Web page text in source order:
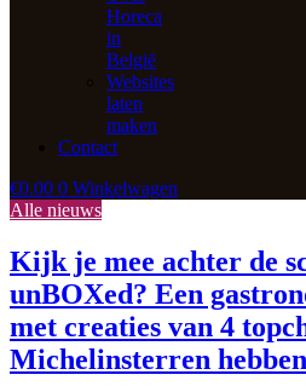
Horeca
in
België
Websites
laten
maken
Contact
€0.00 0 Winkelwagen
Alle nieuws
Kijk je mee achter de
unBOXed? Een
met creaties van 4
Michelinsterren